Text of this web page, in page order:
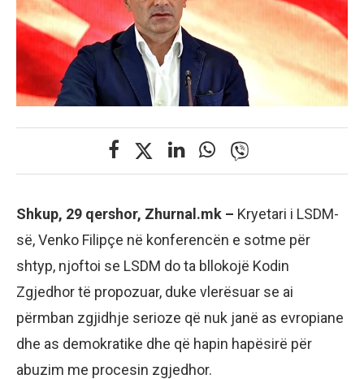
Shkup, 29 qershor, Zhurnal.mk – Kryetari i LSDM-
së, Venko Filipçe në konferencën e sotme për
shtyp, njoftoi se LSDM do ta bllokojë Kodin
Zgjedhor të propozuar, duke vlerësuar se ai
përmban zgjidhje serioze që nuk janë as evropiane
dhe as demokratike dhe që hapin hapësirë për
abuzim me procesin zgjedhor.